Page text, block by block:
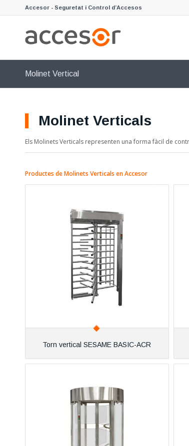
Accesor - Seguretat i Control d’Accesos
Molinet Vertical
Molinet Verticals
Els Molinets Verticals representen una forma fàcil de
Productes de Molinets Verticals en Accesor
Torn vertical SESAME BASIC-ACR